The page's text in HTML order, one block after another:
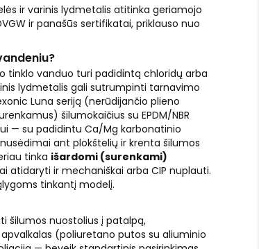
ir varinis lydmetalis atitinka geriamojo
ir panašūs sertifikatai, priklauso nuo
tinklo vanduo turi padidintą chloridų arba
lydmetalis gali sutrumpinti tarnavimo
Luna seriją (nerūdijančio plieno
šilumokaičius su EPDM/NBR
— su padidintu Ca/Mg karbonatinio
ant plokštelių ir krenta šilumos
tinka išardomi (surenkami)
atidaryti ir mechaniškai arba CIP nuplauti.
tinkantį modelį.
šilumos nuostolius į patalpą,
(poliuretano putos su aliuminio